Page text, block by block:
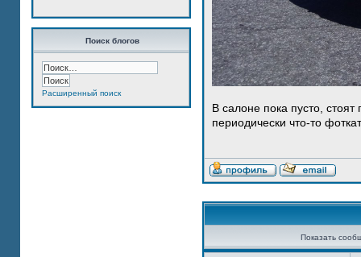
Поиск блогов
Расширенный поиск
В салоне пока пусто,
периодически что-то
Показать